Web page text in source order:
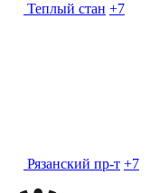
Теплый стан +7
Рязанский пр-т +7